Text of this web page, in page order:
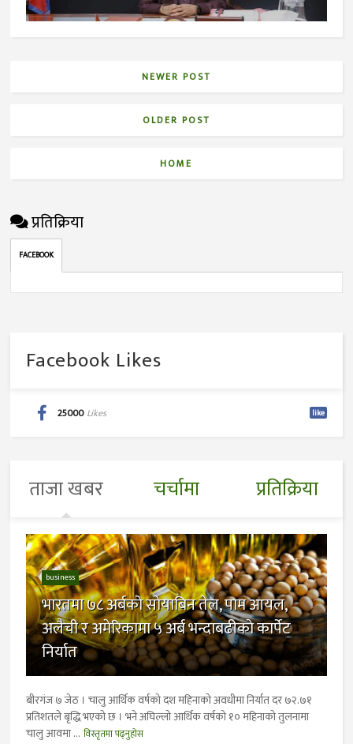
NEWER POST
OLDER POST
HOME
प्रतिक्रिया
FACEBOOK
Facebook Likes
25000 Likes like
ताजा खबर चर्चामा प्रतिक्रिया
business
भारतमा ७८ अर्बको साेयाबिन तेल, पाम आयल,
अलैची र अमेरिकामा ५ अर्ब भन्दाबढीकाे कार्पेट
निर्यात
बीरगंज ७ जेठ । चालु आर्थिक वर्षको दश महिनाको अवधीमा निर्यात दर ७२.७१
प्रतिशतले बृद्धि भएको छ । भने अघिल्लो आर्थिक वर्षको १० महिनाको तुलनामा
चालु आवमा ... विस्तृतमा पढ्नुहोस